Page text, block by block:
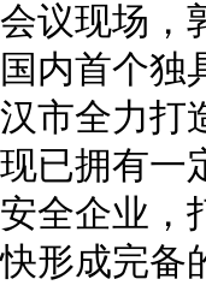
会议现场，
国内首个独
汉市全力打
现已拥有一
安全企业，
快形成完备